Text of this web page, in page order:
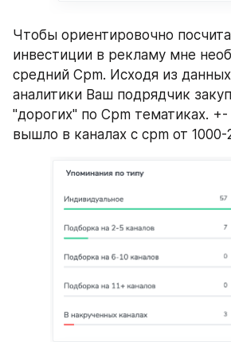
Чтобы ориентировочно
инвестиции в рекламу мне
средний Cpm. Исходя из
аналитики Ваш подрядчик
"дорогих" по Cpm тематиках.
вышло в каналах с cpm от 1000-